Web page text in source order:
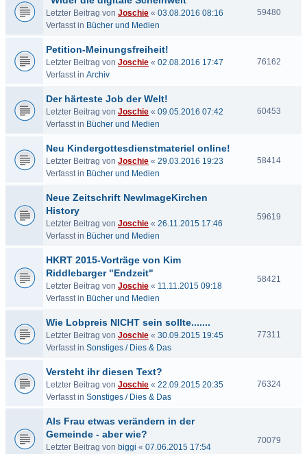
Letzter Beitrag von Joschie « 03.08.2016 08:16
Verfasst in Bücher und Medien
59480
Petition-Meinungsfreiheit!
Letzter Beitrag von Joschie « 02.08.2016 17:47
Verfasst in Archiv
76162
Der härteste Job der Welt!
Letzter Beitrag von Joschie « 09.05.2016 07:42
Verfasst in Bücher und Medien
60453
Neu Kindergottesdienstmateriel online!
Letzter Beitrag von Joschie « 29.03.2016 19:23
Verfasst in Bücher und Medien
58414
Neue Zeitschrift NewImageKirchen
History
Letzter Beitrag von Joschie « 26.11.2015 17:46
Verfasst in Bücher und Medien
59619
HKRT 2015-Vorträge von Kim
Riddlebarger "Endzeit"
Letzter Beitrag von Joschie « 11.11.2015 09:18
Verfasst in Bücher und Medien
58421
Wie Lobpreis NICHT sein sollte.......
Letzter Beitrag von Joschie « 30.09.2015 19:45
Verfasst in Sonstiges / Dies & Das
77311
Versteht ihr diesen Text?
Letzter Beitrag von Joschie « 22.09.2015 20:35
Verfasst in Sonstiges / Dies & Das
76324
Als Frau etwas verändern in der
Gemeinde - aber wie?
Letzter Beitrag von biggi « 07.06.2015 17:54
70079